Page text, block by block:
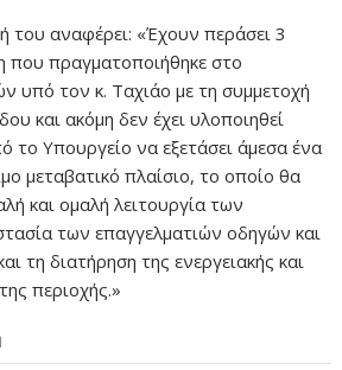
του αναφέρει: «Έχουν περάσει 3
που πραγματοποιήθηκε στο
υπό τον κ. Ταχιάο με τη συμμετοχή
και ακόμη δεν έχει υλοποιηθεί
το Υπουργείο να εξετάσει άμεσα ένα
μεταβατικό πλαίσιο, το οποίο θα
και ομαλή λειτουργία των
των επαγγελματιών οδηγών και
τη διατήρηση της ενεργειακής και
περιοχής.»